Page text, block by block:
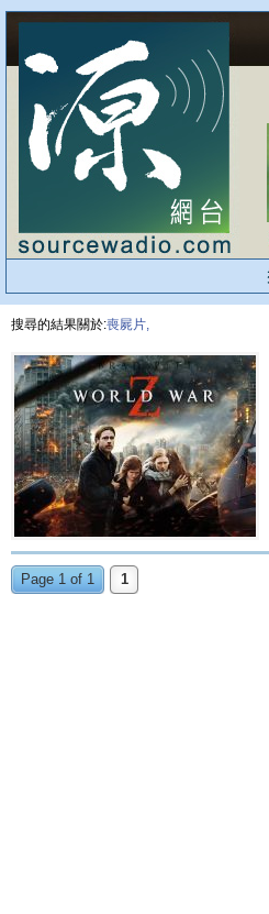
搜尋的結果關於:喪屍片,
Page 1 of 1 1